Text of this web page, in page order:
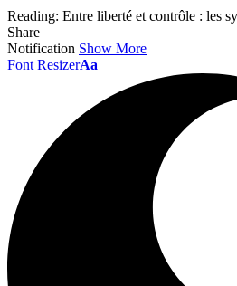
Reading: Entre liberté et contrôle : les
Share
Notification Show More
Font ResizerAa